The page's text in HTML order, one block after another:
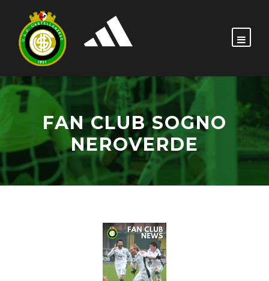
FAN CLUB SOGNO
NEROVERDE